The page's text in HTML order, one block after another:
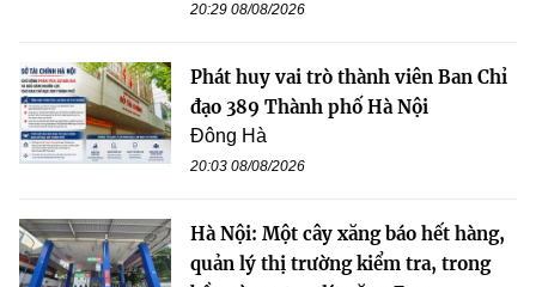
20:29 08/08/2026
Phát huy vai trò thành viên Ban Chỉ
đạo 389 Thành phố Hà Nội
Đông Hà
20:03 08/08/2026
Hà Nội: Một cây xăng báo hết hàng,
quản lý thị trường kiểm tra, trong